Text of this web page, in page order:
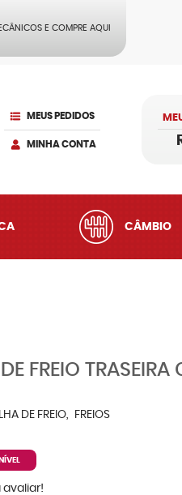
E COMPRE AQUI
MEUS PEDIDOS
MINHA CONTA
CÂMBIO
FREIO
DE FREIO
FREIOS
avaliar!